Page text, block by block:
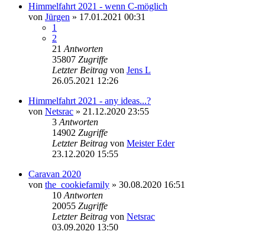
Himmelfahrt 2021 - wenn C-möglich
von Jürgen » 17.01.2021 00:31
1
2
21 Antworten
35807 Zugriffe
Letzter Beitrag von Jens L
26.05.2021 12:26
Himmelfahrt 2021 - any ideas...?
von Netsrac » 21.12.2020 23:55
3 Antworten
14902 Zugriffe
Letzter Beitrag von Meister Eder
23.12.2020 15:55
Caravan 2020
von the_cookiefamily » 30.08.2020 16:51
10 Antworten
20055 Zugriffe
Letzter Beitrag von Netsrac
03.09.2020 13:50